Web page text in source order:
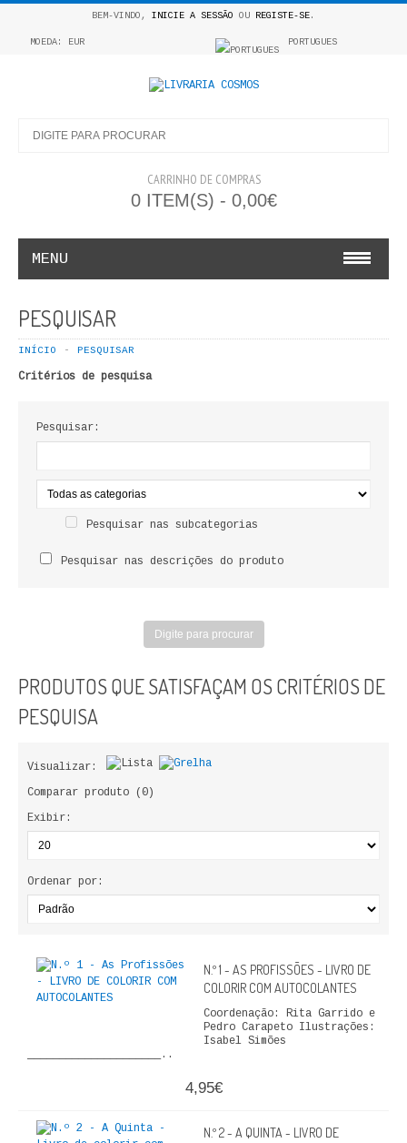
BEM-VINDO, INICIE A SESSÃO OU REGISTE-SE.
MOEDA: EUR PORTUGUES
CARRINHO DE COMPRAS
0 ITEM(S) - 0,00€
MENU
COSMOS INFANTIL
COLEÇÃO APRENDE A COLORIR
LIVROS DE PINTAR
ANTROPOLOGIA E SOCIOLOGIA
DIREITO
COSMOS DIREITO
ECONOMIA, GESTÃO, CONTABILIDADE
ANÁLISE DA ACÇÃO EDUCATIVA
COLEÇÃO PONTO DE INTERROGAÇÃO
COLEÇÃO PONTO E VÍRGULA
PRÉ-HISTÓRIA
PESQUISAR
INÍCIO PESQUISAR
Critérios de pesquisa
Pesquisar:
Pesquisar nas subcategorias
Pesquisar nas descrições do produto
PRODUTOS QUE SATISFAÇAM OS CRITÉRIOS DE
PESQUISA
Visualizar:
Comparar produto (0)
Exibir:
Ordenar por:
N.º 1 - AS PROFISSÕES - LIVRO DE
COLORIR COM AUTOCOLANTES
Coordenação: Rita Garrido e
Pedro Carapeto Ilustrações:
Isabel Simões
_____________________..
4,95€
N.º 2 - A QUINTA - LIVRO DE